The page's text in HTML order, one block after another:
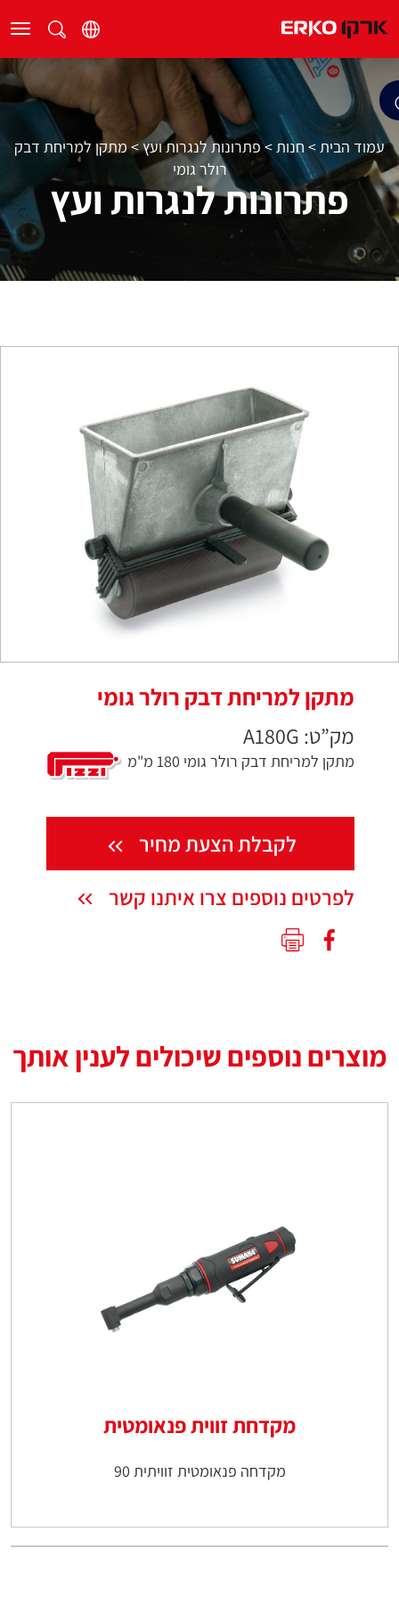
עמוד הבית >חנות >פתרונות לנגרות ועץ>מתקן למריחת דבק
רולר גומי
פתרונות לנגרות ועץ
מתקן למריחת דבק רולר גומי
מק”ט: A180G
מתקן למריחת דבק רולר גומי 180 מ"מ
לקבלת הצעת מחיר
לפרטים נוספים צרו איתנו קשר
מוצרים נוספים שיכולים לענין אותך
מקדחת זווית פנאומטית
מקדחה פנאומטית זוויתית 90